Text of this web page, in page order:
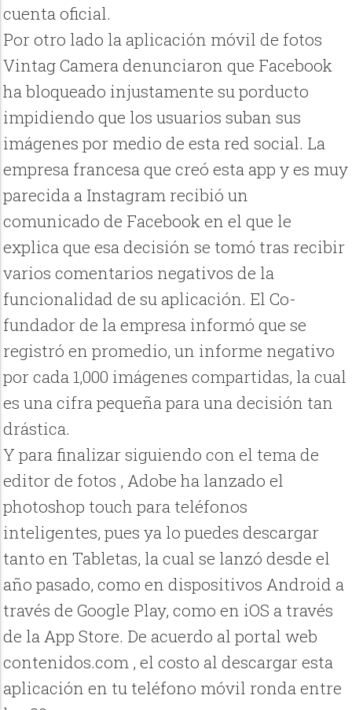
cuenta oficial.
Por otro lado la aplicación móvil de fotos
Vintag Camera denunciaron que Facebook
ha bloqueado injustamente su porducto
impidiendo que los usuarios suban sus
imágenes por medio de esta red social. La
empresa francesa que creó esta app y es muy
parecida a Instagram recibió un
comunicado de Facebook en el que le
explica que esa decisión se tomó tras recibir
varios comentarios negativos de la
funcionalidad de su aplicación. El Co-
fundador de la empresa informó que se
registró en promedio, un informe negativo
por cada 1,000 imágenes compartidas, la cual
es una cifra pequeña para una decisión tan
drástica.
Y para finalizar siguiendo con el tema de
editor de fotos , Adobe ha lanzado el
photoshop touch para teléfonos
inteligentes, pues ya lo puedes descargar
tanto en Tabletas, la cual se lanzó desde el
año pasado, como en dispositivos Android a
través de Google Play, como en iOS a través
de la App Store. De acuerdo al portal web
contenidos.com , el costo al descargar esta
aplicación en tu teléfono móvil ronda entre